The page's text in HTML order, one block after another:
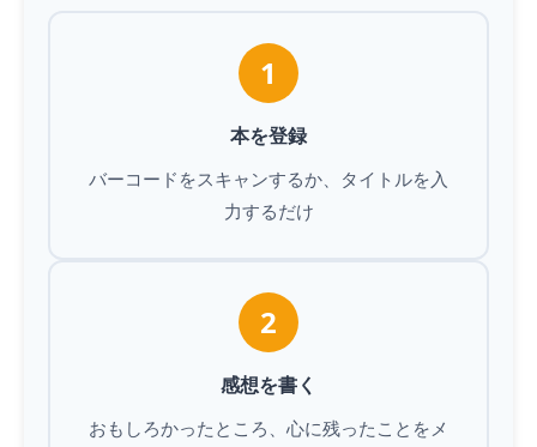
1
本を登録
バーコードをスキャンするか、タイトルを入
力するだけ
2
感想を書く
おもしろかったところ、心に残ったことをメ